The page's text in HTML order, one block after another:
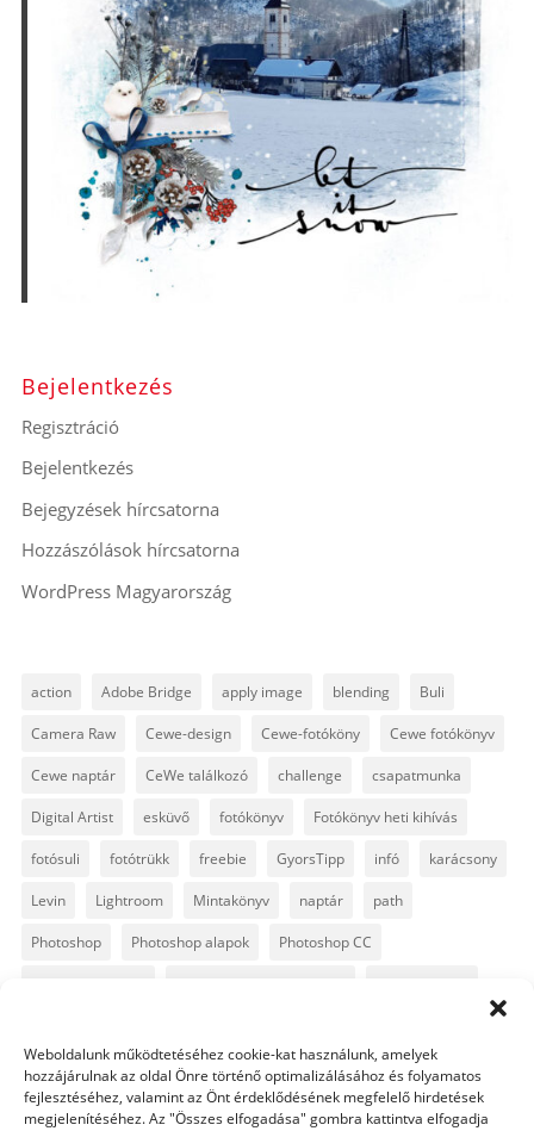
Weboldalunk működtetéséhez cookie-kat használunk, amelyek
hozzájárulnak az oldal Önre történő optimalizálásához és folyamatos
fejlesztéséhez, valamint az Önt érdeklődésének megfelelő hirdetések
megjelenítéséhez. Az "Összes elfogadása" gombra kattintva elfogadja
Bejelentkezés
Regisztráció
Bejelentkezés
Bejegyzések hírcsatorna
Hozzászólások hírcsatorna
WordPress Magyarország
action Adobe Bridge apply image blending Buli
Camera Raw Cewe-design Cewe-fotóköny Cewe fotókönyv
Cewe naptár CeWe találkozó challenge csapatmunka
Digital Artist esküvő fotókönyv Fotókönyv heti kihívás
fotósuli fotótrükk freebie GyorsTipp infó karácsony
Levin Lightroom Mintakönyv naptár path
Photoshop Photoshop alapok Photoshop CC
szövegszerkesztés template text Topaz trükkök
videó vintage